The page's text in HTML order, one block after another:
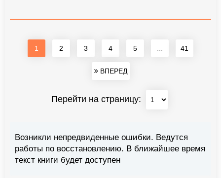
1 2 3 4 5 41
ВПЕРЕД
Перейти на страницу:
Возникли непредвиденные ошибки. Ведутся
работы по восстановлению. В ближайшее время
текст книги будет доступен